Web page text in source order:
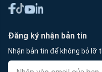
Đăng ký nhận bản tin
Nhận bản tin để không bỏ lỡ